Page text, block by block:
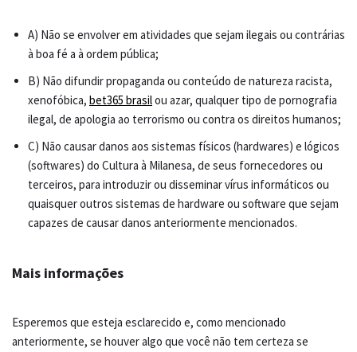
A) Não se envolver em atividades que sejam ilegais ou contrárias
à boa fé a à ordem pública;
B) Não difundir propaganda ou conteúdo de natureza racista,
xenofóbica, bet365 brasilou azar, qualquer tipo de pornografia
ilegal, de apologia ao terrorismo ou contra os direitos humanos;
C) Não causar danos aos sistemas físicos (hardwares) e lógicos
(softwares) do Cultura à Milanesa, de seus fornecedores ou
terceiros, para introduzir ou disseminar vírus informáticos ou
quaisquer outros sistemas de hardware ou software que sejam
capazes de causar danos anteriormente mencionados.
Mais informações
Esperemos que esteja esclarecido e, como mencionado
anteriormente, se houver algo que você não tem certeza se